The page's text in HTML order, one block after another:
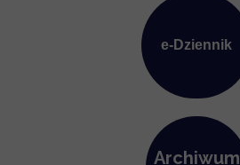
e-Dziennik
Archiwum